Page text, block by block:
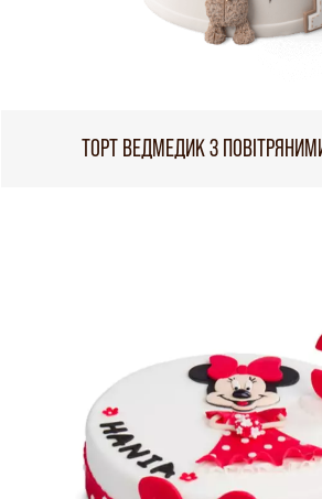
ТОРТ ВЕДМЕДИК З